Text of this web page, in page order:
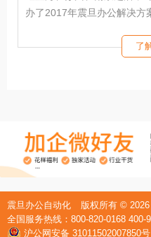
办了2017年震旦办公解决方
了
震旦办公自动化 版权所有 ©
全国服务热线：800-820-0168 400-
沪公网安备 31011502007850号